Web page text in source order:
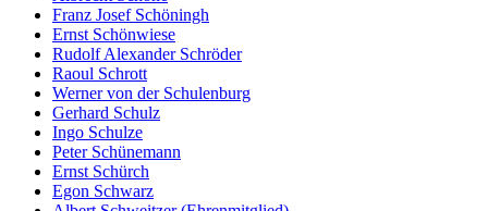
Franz Josef Schöningh
Ernst Schönwiese
Rudolf Alexander Schröder
Raoul Schrott
Werner von der Schulenburg
Gerhard Schulz
Ingo Schulze
Peter Schünemann
Ernst Schürch
Egon Schwarz